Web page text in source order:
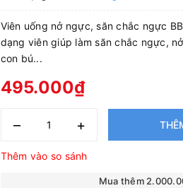
Viên uống nở ngực, săn chắc ngực
dạng viên giúp làm săn chắc ngực,
con bú...
495.000₫
– +
Thêm vào so sánh
Mua thêm